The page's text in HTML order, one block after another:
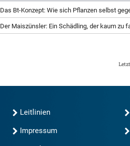
Das Bt-Konzept: Wie sich Pflanzen selbst
Der Maiszünsler: Ein Schädling, der kaum zu
Leitlinien
Impressum